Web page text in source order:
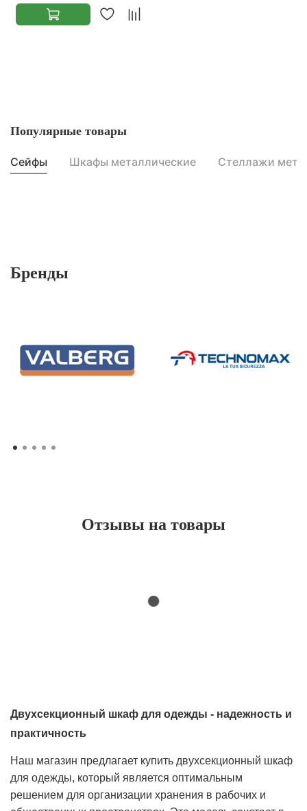
Популярные товары
Сейфы Шкафы металлические Стеллажи
Бренды
Отзывы на товары
Двухсекционный шкаф для одежды - надежность и
практичность
Наш магазин предлагает купить двухсекционный шкаф
для одежды, который является оптимальным
решением для организации хранения в рабочих и